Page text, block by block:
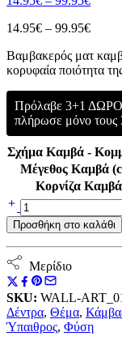
14.95€
14.95€ – 99.95€Price
Bαμβακερός ματ
κορυφαία ποιότητα
Πρόλαβε 3+1 ΔΩΡΟ
πλήρωσε μόνο τους
Σχήμα Καμβά -
Μέγεθος Καμβά
Κορνίζα Καμβά
Πίνακας
σε
Καμβά,
A
Beautiful
River
ποσότητα
Προσθήκη στο καλάθι
Μερίδιο
SKU: WALL-
Δέντρα, Θέμα,
Ύπαιθρος, Φύση